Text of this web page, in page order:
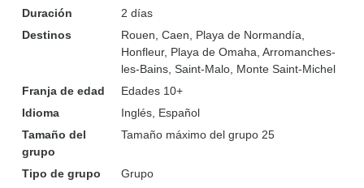
Duración
2 días
Destinos
Rouen , Caen , Playa de Normandía
Honfleur, Playa de Omaha , Arromanches-
les-Bains , Saint-Malo , Monte Saint-Michel
Franja de edad
Edades 10+
Idioma
Inglés, Español
Tamaño del
grupo
Tamaño máximo del grupo 25
Tipo de grupo
Grupo